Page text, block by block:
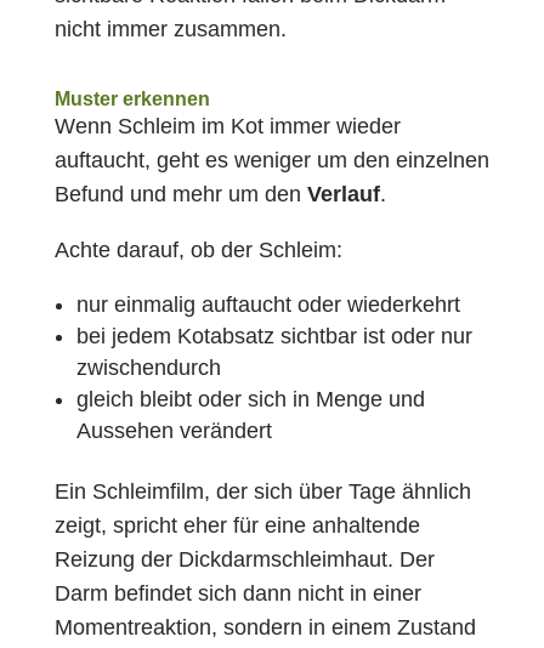
nicht immer zusammen.
Muster erkennen
Wenn Schleim im Kot immer wieder
auftaucht, geht es weniger um den einzelnen
Befund und mehr um den Verlauf.
Achte darauf, ob der Schleim:
nur einmalig auftaucht oder wiederkehrt
bei jedem Kotabsatz sichtbar ist oder nur
zwischendurch
gleich bleibt oder sich in Menge und
Aussehen verändert
Ein Schleimfilm, der sich über Tage ähnlich
zeigt, spricht eher für eine anhaltende
Reizung der Dickdarmschleimhaut. Der
Darm befindet sich dann nicht in einer
Momentreaktion, sondern in einem Zustand